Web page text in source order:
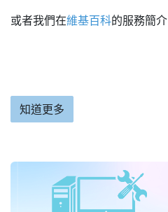
或者我們在維基百科的服務簡介
知道更多